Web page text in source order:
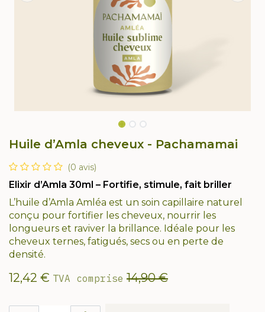
Huile d’Amla cheveux - Pachamamai
(0 avis)
Elixir d’Amla 30ml – Fortifie, stimule, fait briller
L’huile d’Amla Amléa est un soin capillaire naturel
conçu pour fortifier les cheveux, nourrir les
longueurs et raviver la brillance. Idéale pour les
cheveux ternes, fatigués, secs ou en perte de
densité.
12,42 € TVA comprise 14,90€